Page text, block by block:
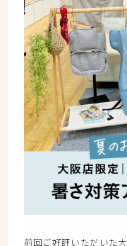
前回ご好評いただいた